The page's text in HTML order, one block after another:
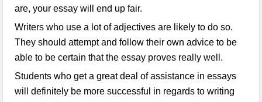
are, your essay will end up fair.
Writers who use a lot of adjectives are likely to do so.
They should attempt and follow their own advice to be
able to be certain that the essay proves really well.
Students who get a great deal of assistance in essays
will definitely be more successful in regards to writing